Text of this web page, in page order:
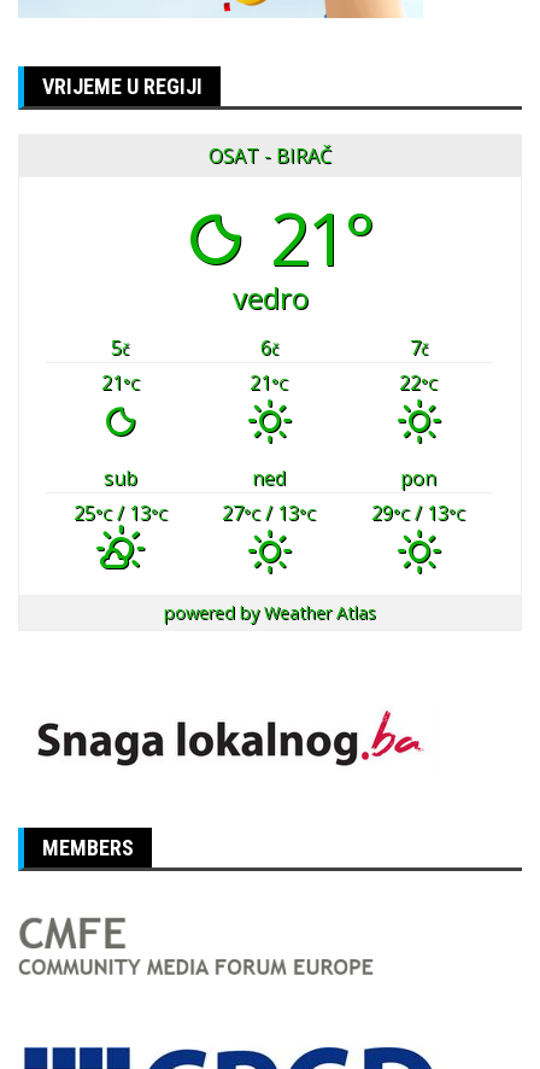
VRIJEME U REGIJI
OSAT - BIRAČ
21°
vedro
5č 6č 7č
21°C 21°C 22°C
sub ned
pon
25°C/ 13°C 27°C/ 13°C 29°C/ 13°C
powered byWeather Atlas
MEMBERS